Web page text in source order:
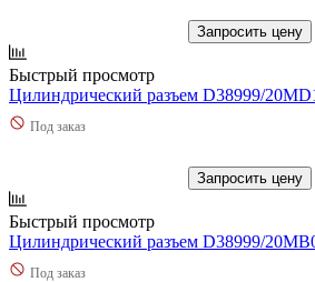
Запросить цену
Быстрый просмотр
Цилиндрический разъем D38999/
Под заказ
Запросить цену
Быстрый просмотр
Цилиндрический разъем D38999/
Под заказ